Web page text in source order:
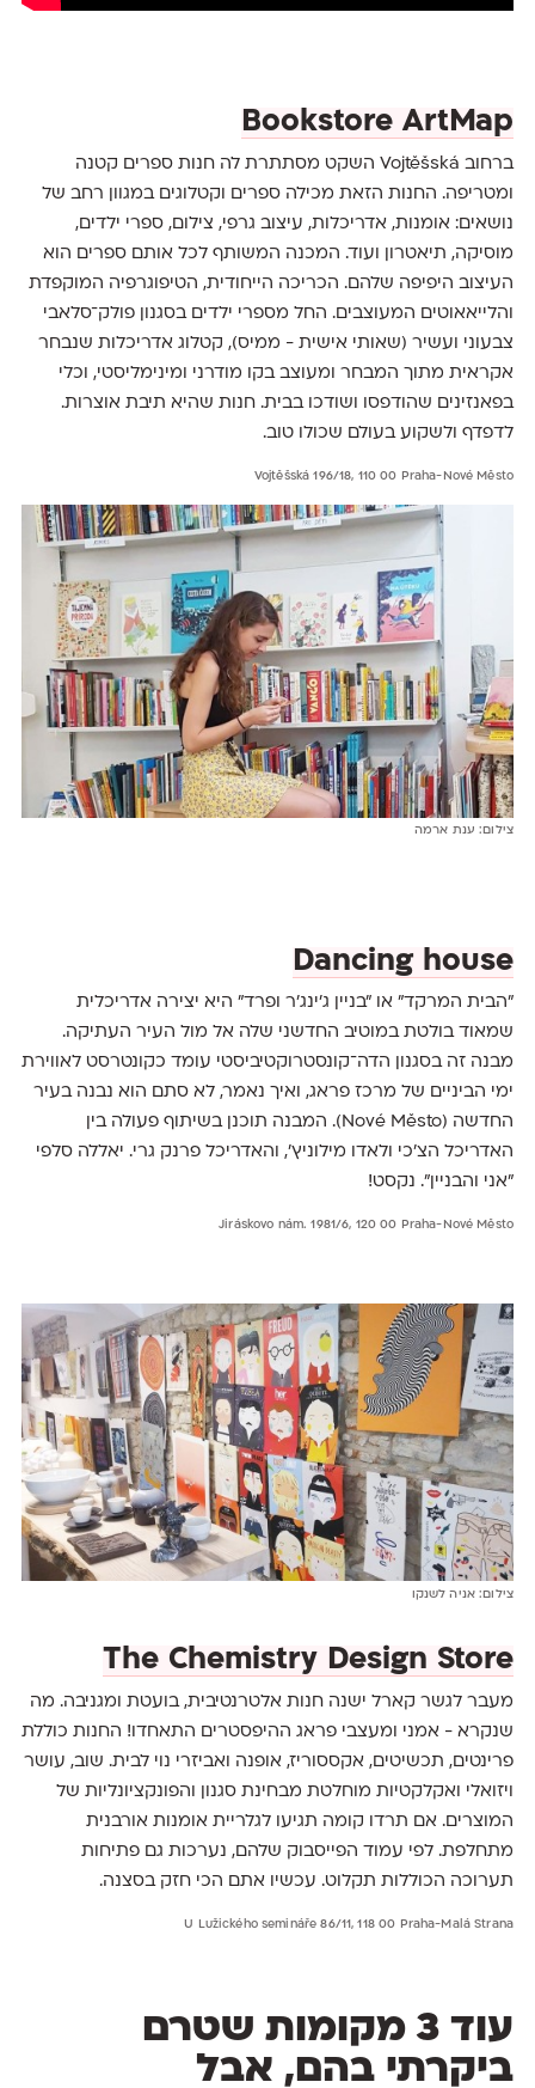
Bookstore ArtMap
ברחוב Vojtěšská השקט מסתתרת לה חנות ספרים קטנה
ומטריפה. החנות הזאת מכילה ספרים וקטלוגים במגוון רחב של
נושאים: אומנות, אדריכלות, עיצוב גרפי, צילום, ספרי ילדים,
מוסיקה, תיאטרון ועוד. המכנה המשותף לכל אותם ספרים הוא
העיצוב היפיפה שלהם. הכריכה הייחודית, הטיפוגרפיה המוקפדת
והלייאאוטים המעוצבים. החל מספרי ילדים בסגנון פולק־סלאבי
צבעוני ועשיר (שאותי אישית - ממיס), קטלוג אדריכלות שנבחר
אקראית מתוך המבחר ומעוצב בקו מודרני ומינימליסטי, וכלי
בפאנזינים שהודפסו ושודכו בבית. חנות שהיא תיבת אוצרות.
לדפדף ולשקוע בעולם שכולו טוב.
Vojtěšská 196/18, 110 00 Praha-Nové Město
צילום: ענת ארמה
Dancing house
"הבית המרקד" או "בניין ג'ינג'ר ופרד" היא יצירה אדריכלית
שמאוד בולטת במוטיב החדשני שלה אל מול העיר העתיקה.
מבנה זה בסגנון הדה־קונסטרוקטיביסטי עומד כקונטרסט לאווירת
ימי הביניים של מרכז פראג, ואיך נאמר, לא סתם הוא נבנה בעיר
החדשה (Nové Město). המבנה תוכנן בשיתוף פעולה בין
האדריכל הצ'כי ולאדו מילוניץ', והאדריכל פרנק גרי. יאללה סלפי
"אני והבניין". נקסט!
Jiráskovo nám. 1981/6, 120 00 Praha-Nové Město
צילום: אניה לשנקו
The Chemistry Design Store
מעבר לגשר קארל ישנה חנות אלטרנטיבית, בועטת ומגניבה. מה
שנקרא - אמני ומעצבי פראג ההיפסטרים התאחדו! החנות כוללת
פרינטים, תכשיטים, אקססוריז, אופנה ואביזרי נוי לבית. שוב, עושר
ויזואלי ואקלקטיות מוחלטת מבחינת סגנון והפונקציונליות של
המוצרים. אם תרדו קומה תגיעו לגלריית אומנות אורבנית
מתחלפת. לפי עמוד הפייסבוק שלהם, נערכות גם פתיחות
תערוכה הכוללות תקלוט. עכשיו אתם הכי חזק בסצנה.
U Lužického semináře 86/11, 118 00 Praha-Malá Strana
עוד 3 מקומות שטרם
ביקרתי בהם, אבל